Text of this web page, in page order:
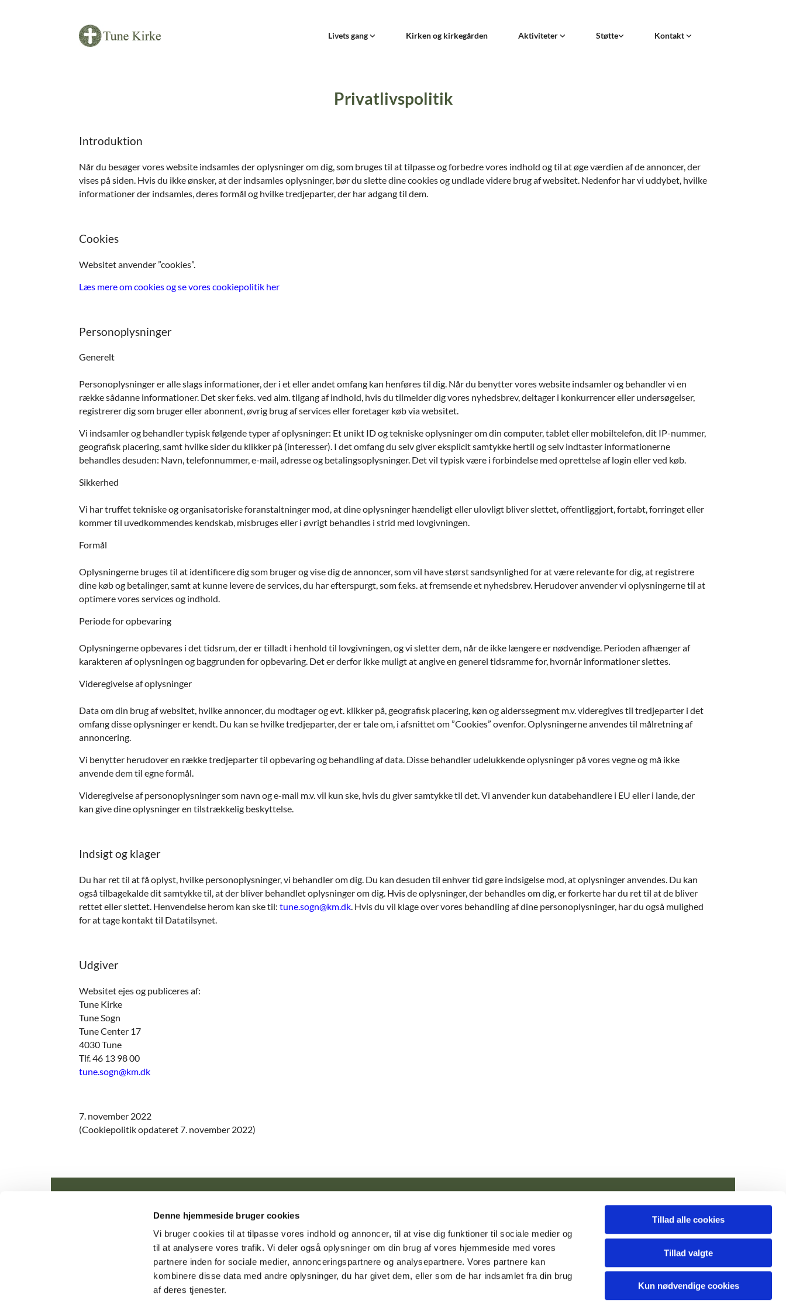
Denne hjemmeside bruger cookies
Vi bruger cookies til at tilpasse vores indhold og annoncer, til at vise dig funktioner til sociale medier og
til at analysere vores trafik. Vi deler også oplysninger om din brug af vores hjemmeside med vores
partnere inden for sociale medier, annonceringspartnere og analysepartnere. Vores partnere kan
kombinere disse data med andre oplysninger, du har givet dem, eller som de har indsamlet fra din brug
af deres tjenester.
Tillad alle cookies
Tillad valgte
Kun nødvendige cookies
Livets gang Kirken og kirkegården Aktiviteter Støtte Kontakt
Privatlivspolitik
Introduktion
Når du besøger vores website indsamles der oplysninger om dig, som bruges til at tilpasse og forbedre vores indhold og til at øge værdien af de annoncer, der
vises på siden. Hvis du ikke ønsker, at der indsamles oplysninger, bør du slette dine cookies og undlade videre brug af websitet. Nedenfor har vi uddybet, hvilke
informationer der indsamles, deres formål og hvilke tredjeparter, der har adgang til dem.
Cookies
Websitet anvender ”cookies”.
Læs mere om cookies og se vores cookiepolitik her
Personoplysninger
Generelt
Personoplysninger er alle slags informationer, der i et eller andet omfang kan henføres til dig. Når du benytter vores website indsamler og behandler vi en
række sådanne informationer. Det sker f.eks. ved alm. tilgang af indhold, hvis du tilmelder dig vores nyhedsbrev, deltager i konkurrencer eller undersøgelser,
registrerer dig som bruger eller abonnent, øvrig brug af services eller foretager køb via websitet.
Vi indsamler og behandler typisk følgende typer af oplysninger: Et unikt ID og tekniske oplysninger om din computer, tablet eller mobiltelefon, dit IP-nummer,
geografisk placering, samt hvilke sider du klikker på (interesser). I det omfang du selv giver eksplicit samtykke hertil og selv indtaster informationerne
behandles desuden: Navn, telefonnummer, e-mail, adresse og betalingsoplysninger. Det vil typisk være i forbindelse med oprettelse af login eller ved køb.
Sikkerhed
Vi har truffet tekniske og organisatoriske foranstaltninger mod, at dine oplysninger hændeligt eller ulovligt bliver slettet, offentliggjort, fortabt, forringet eller
kommer til uvedkommendes kendskab, misbruges eller i øvrigt behandles i strid med lovgivningen.
Formål
Oplysningerne bruges til at identificere dig som bruger og vise dig de annoncer, som vil have størst sandsynlighed for at være relevante for dig, at registrere
dine køb og betalinger, samt at kunne levere de services, du har efterspurgt, som f.eks. at fremsende et nyhedsbrev. Herudover anvender vi oplysningerne til at
optimere vores services og indhold.
Periode for opbevaring
Oplysningerne opbevares i det tidsrum, der er tilladt i henhold til lovgivningen, og vi sletter dem, når de ikke længere er nødvendige. Perioden afhænger af
karakteren af oplysningen og baggrunden for opbevaring. Det er derfor ikke muligt at angive en generel tidsramme for, hvornår informationer slettes.
Videregivelse af oplysninger
Data om din brug af websitet, hvilke annoncer, du modtager og evt. klikker på, geografisk placering, køn og alderssegment m.v. videregives til tredjeparter i det
omfang disse oplysninger er kendt. Du kan se hvilke tredjeparter, der er tale om, i afsnittet om ”Cookies” ovenfor. Oplysningerne anvendes til målretning af
annoncering.
Vi benytter herudover en række tredjeparter til opbevaring og behandling af data. Disse behandler udelukkende oplysninger på vores vegne og må ikke
anvende dem til egne formål.
Videregivelse af personoplysninger som navn og e-mail m.v. vil kun ske, hvis du giver samtykke til det. Vi anvender kun databehandlere i EU eller i lande, der
kan give dine oplysninger en tilstrækkelig beskyttelse.
Indsigt og klager
Du har ret til at få oplyst, hvilke personoplysninger, vi behandler om dig. Du kan desuden til enhver tid gøre indsigelse mod, at oplysninger anvendes. Du kan
også tilbagekalde dit samtykke til, at der bliver behandlet oplysninger om dig. Hvis de oplysninger, der behandles om dig, er forkerte har du ret til at de bliver
rettet eller slettet. Henvendelse herom kan ske til: tune.sogn@km.dk. Hvis du vil klage over vores behandling af dine personoplysninger, har du også mulighed
for at tage kontakt til Datatilsynet.
Udgiver
Websitet ejes og publiceres af:
Tune Kirke
Tune Sogn
Tune Center 17
4030 Tune
Tlf. 46 13 98 00
tune.sogn@km.dk
7. november 2022
(Cookiepolitik opdateret 7. november 2022)
Tune Menighedscenter, Tune Center 17, 4030 Tune
Kontakt Cookiepolitik Tilgængelighedserklæring